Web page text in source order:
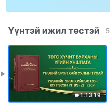
Үүнтэй ижил төстэй 5
1:13:19